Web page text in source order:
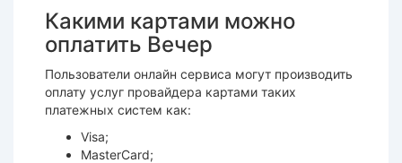
Какими картами можно
оплатить Вечер
Пользователи онлайн сервиса могут производить
оплату услуг провайдера картами таких
платежных систем как:
Visa;
MasterCard;